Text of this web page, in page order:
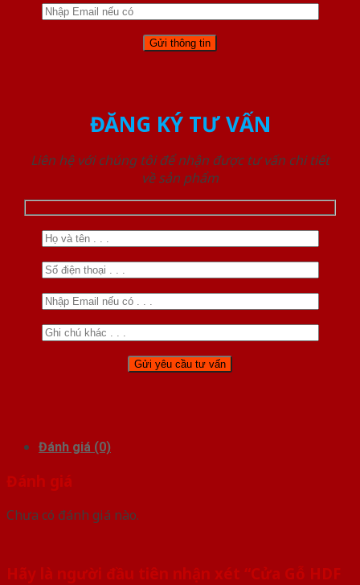
ĐĂNG KÝ TƯ VẤN
Liên hệ với chúng tôi để nhận được tư vấn chi tiết
về sản phẩm
Đánh giá (0)
Đánh giá
Chưa có đánh giá nào.
Hãy là người đầu tiên nhận xét “Cửa Gỗ HDF